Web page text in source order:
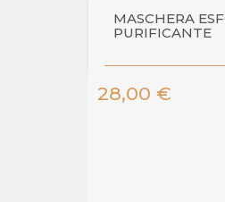
MASCHERA
PURIFICANTE
Prezzo
28,00 €